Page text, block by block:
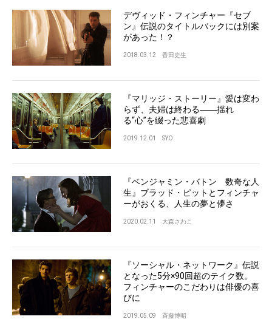
デヴィッド・フィンチャー『セブ
ン』伝説のタイトルバックには別案
があった！？
2018.03.12 香田史生
『マリッジ・ストーリー』愛は変わ
らず、夫婦は終わる――揺れ
る“心”を綴った悲喜劇
2019.12.01 SYO
『ベンジャミン・バトン 数奇な人
生』ブラッド・ピットとフィンチャ
ーがおくる、人生の夢と儚さ
2020.02.11 大森さわこ
『ソーシャル・ネットワーク』伝説
となった5分×90回超のテイク数。
フィンチャーのこだわりは俳優の喜
びに
2019.05.09 斉藤博昭